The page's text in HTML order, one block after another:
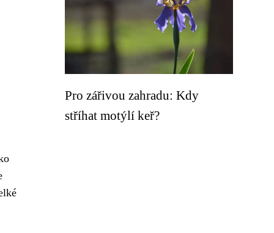
Pro zářivou zahradu: Kdy
stříhat motýlí keř?